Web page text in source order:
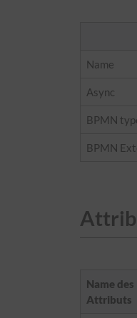
Name
Async
BPMN
BPMN
Name des
Attributs